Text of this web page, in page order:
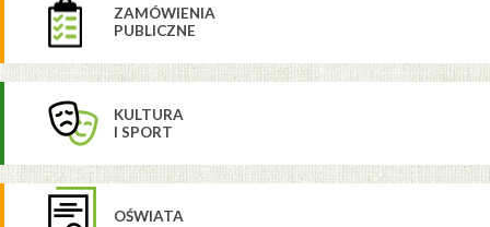
ZAMÓWIENIA
PUBLICZNE
KULTURA
I SPORT
OŚWIATA